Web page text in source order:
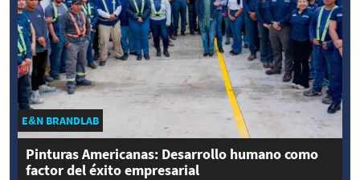
E&N BRANDLAB
Pinturas Americanas: Desarrollo humano como
factor del éxito empresarial